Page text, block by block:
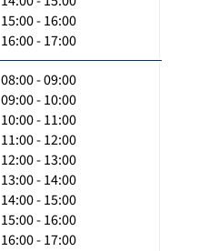
15:00 - 16:00
16:00 - 17:00
08:00 - 09:00
09:00 - 10:00
10:00 - 11:00
11:00 - 12:00
12:00 - 13:00
13:00 - 14:00
14:00 - 15:00
15:00 - 16:00
16:00 - 17:00